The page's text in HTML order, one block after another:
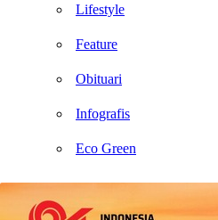
Lifestyle
Feature
Obituari
Infografis
Eco Green